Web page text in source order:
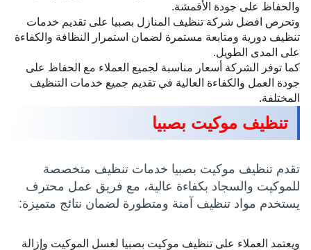
والحفاظ على جودة الأقمشة.
وتحرص افضل شركة تنظيف المنازل بصبيا على تقديم خدمات
تنظيف دورية ومتابعة مستمرة لضمان استمرار النظافة والكفاءة
على المدى الطويل.
كما توفر الشركة أسعار مناسبة لجميع العملاء مع الحفاظ على
جودة العمل والكفاءة العالية في تقديم جميع خدمات التنظيف
المختلفة.
تنظيف موكيت بصبيا
تقدم تنظيف موكيت بصبيا خدمات تنظيف متخصصة
للموكيت والسجاد بكفاءة عالية، مع فريق عمل محترف
يستخدم مواد تنظيف آمنة ومتطورة لضمان نتائج متميزة:
ويعتمد العملاء على تنظيف موكيت بصبيا لغسل الموكيت وإزالة